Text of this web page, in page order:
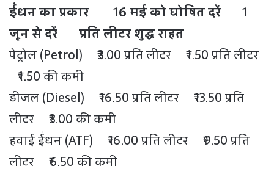
ईंधन का प्रकार 16 मई को घोषित दरें 1
जून से दरें प्रति लीटर शुद्ध राहत
पेट्रोल (Petrol) ₹3.00 प्रति लीटर ₹1.50 प्रति लीटर
₹1.50 की कमी
डीजल (Diesel) ₹16.50 प्रति लीटर ₹13.50 प्रति
लीटर ₹3.00 की कमी
हवाई ईंधन (ATF) ₹16.00 प्रति लीटर ₹9.50 प्रति
लीटर ₹6.50 की कमी